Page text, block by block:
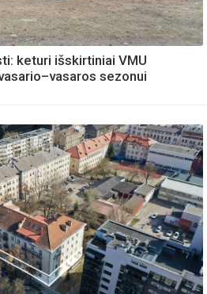
keturi išskirtiniai VMU
sezonui